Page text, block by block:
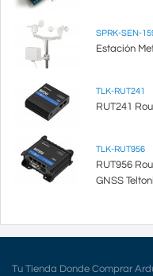
SPRK-SEN-
Estación
TLK-RUT241
RUT241
TLK-RUT956
RUT956
GNSS
Tu Tienda Donde Comprar